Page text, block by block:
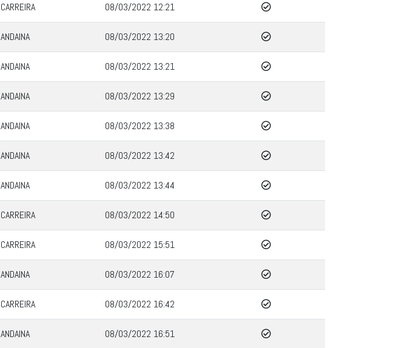
CARREIRA 08/03/2022 12:21
ANDAINA 08/03/2022 13:20
ANDAINA 08/03/2022 13:21
ANDAINA 08/03/2022 13:29
ANDAINA 08/03/2022 13:38
ANDAINA 08/03/2022 13:42
ANDAINA 08/03/2022 13:44
CARREIRA 08/03/2022 14:50
CARREIRA 08/03/2022 15:51
ANDAINA 08/03/2022 16:07
CARREIRA 08/03/2022 16:42
ANDAINA 08/03/2022 16:51